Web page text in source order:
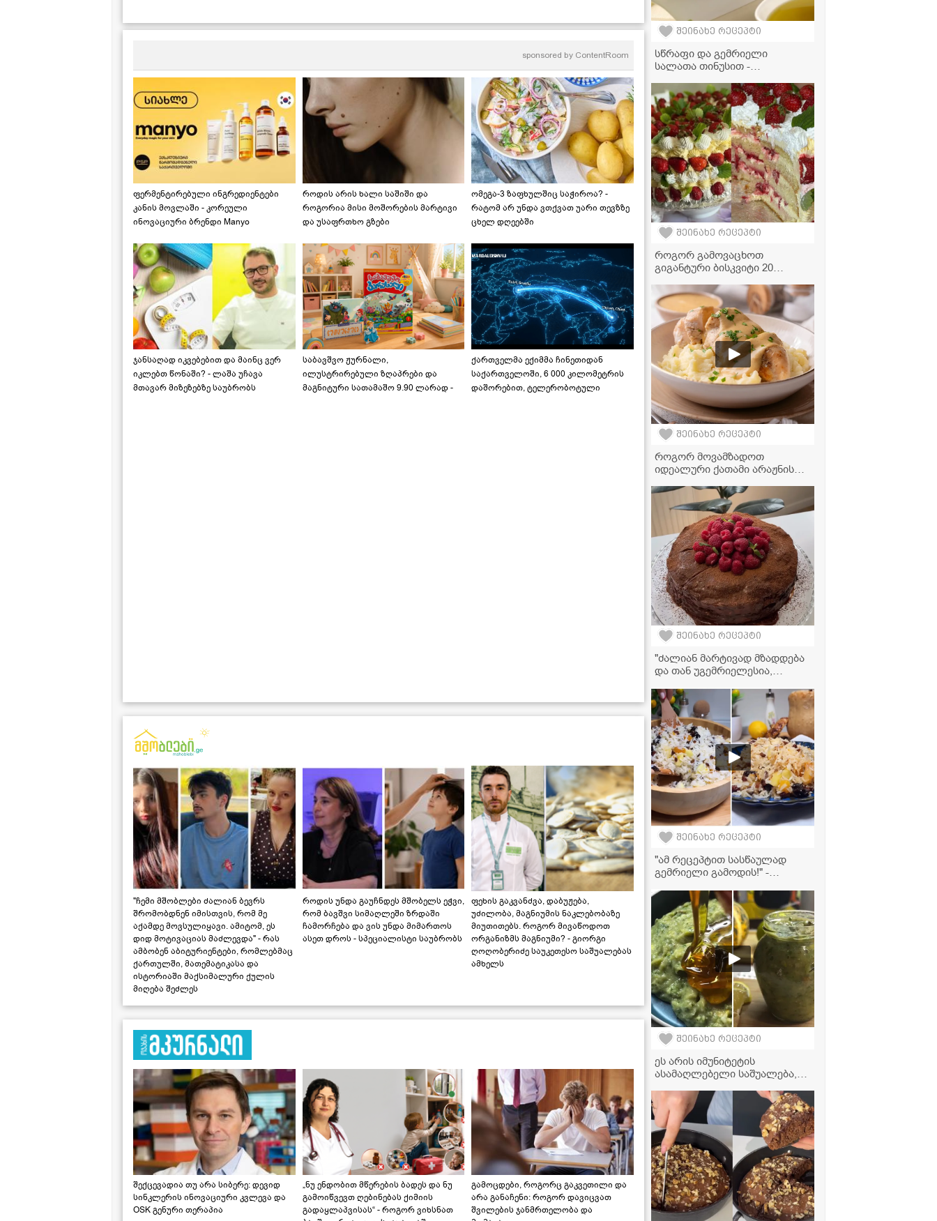
sponsored by ContentRoom
ფერმენტირებული ინგრედიენტები
კანის მოვლაში - კორეული
ინოვაციური ბრენდი Manyo
როდის არის ხალი საშიში და
როგორია მისი მოშორების მარტივი
და უსაფრთხო გზები
ომეგა-3 ზაფხულშიც საჭიროა? -
რატომ არ უნდა ვთქვათ უარი თევზზე
ცხელ დღეებში
ჯანსაღად იკვებებით და მაინც ვერ
იკლებთ წონაში? - ლაშა უჩავა
მთავარ მიზეზებზე საუბრობს
საბავშვო ჟურნალი,
ილუსტრირებული ზღაპრები და
მაგნიტური სათამაშო 9.90 ლარად -
ქართველმა ექიმმა ჩინეთიდან
საქართველოში, 6 000 კილომეტრის
დაშორებით, ტელერობოტული
"ჩემი მშობლები ძალიან ბევრს
შრომობდნენ იმისთვის, რომ მე
აქამდე მოვსულიყავი. ამიტომ, ეს
დიდ მოტივაციას მაძლევდა" - რას
ამბობენ აბიტურიენტები, რომლებმაც
ქართულში, მათემატიკასა და
ისტორიაში მაქსიმალური ქულის
მიღება შეძლეს
როდის უნდა გაუჩნდეს მშობელს ეჭვი,
რომ ბავშვი სიმაღლეში ზრდაში
ჩამორჩება და ვის უნდა მიმართოს
ასეთ დროს - სპეციალისტი საუბრობს
ფეხის გაკვანძვა, დაბუჟება,
უძილობა, მაგნიუმის ნაკლებობაზე
მიუთითებს. როგორ მივაწოდოთ
ორგანიზმს მაგნიუმი? - გიორგი
ღოღობერიძე საუკეთესო საშუალებას
ამხელს
შექცევადია თუ არა სიბერე: დევიდ
სინკლერის ინოვაციური კვლევა და
OSK გენური თერაპია
„ნუ ენდობით მწერების ბადეს და ნუ
გამოიწვევთ ღებინებას ქიმიის
გადაყლაპვისას“ - როგორ ვიხსნათ
გამოცდები, როგორც გაკვეთილი და
არა განაჩენი: როგორ დავიცვათ
შვილების ჯანმრთელობა და
შეინახე რეცეპტი
სწრაფი და გემრიელი
სალათა თინუსით -
მსუბუქი გინდა!
შეინახე რეცეპტი
როგორ გამოვაცხოთ
გიგანტური ბისკვიტი 20
რეცეპტი
შეინახე რეცეპტი
როგორ მოვამზადოთ
იდეალური ქათამი არაჟნის
ერთად - ძალიან გემრიელი
და მარტივი რეცეპტი
შეინახე რეცეპტი
"ძალიან მარტივად მზადდება
და თან უგემრიელესია,
ბლინის ტორტის
ვიდეორეცეპტი
შეინახე რეცეპტი
"ამ რეცეპტით სასწაულად
გემრიელი გამოდის!" -
ბრინჯითა და ჩირეულით
შეინახე რეცეპტი
ეს არის იმუნიტეტის
ასამაღლებელი საშუალება,
მხოლოდ 4 ინგრედიენტი
დაგჭირდებათ!